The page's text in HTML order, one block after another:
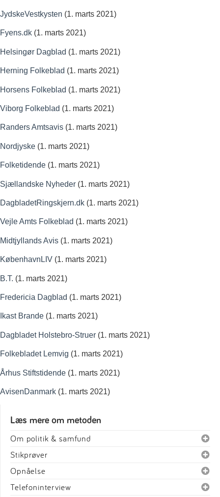
JydskeVestkysten (1. marts 2021)
Fyens.dk (1. marts 2021)
Helsingør Dagblad (1. marts 2021)
Herning Folkeblad (1. marts 2021)
Horsens Folkeblad (1. marts 2021)
Viborg Folkeblad (1. marts 2021)
Randers Amtsavis (1. marts 2021)
Nordjyske (1. marts 2021)
Folketidende (1. marts 2021)
Sjællandske Nyheder (1. marts 2021)
DagbladetRingskjern.dk (1. marts 2021)
Vejle Amts Folkeblad (1. marts 2021)
Midtjyllands Avis (1. marts 2021)
KøbenhavnLIV (1. marts 2021)
B.T. (1. marts 2021)
Fredericia Dagblad (1. marts 2021)
Ikast Brande (1. marts 2021)
Dagbladet Holstebro-Struer (1. marts 2021)
Folkebladet Lemvig (1. marts 2021)
Århus Stiftstidende (1. marts 2021)
AvisenDanmark (1. marts 2021)
Læs mere om metoden
Om politik & samfund
Stikprøver
Opnåelse
Telefoninterview